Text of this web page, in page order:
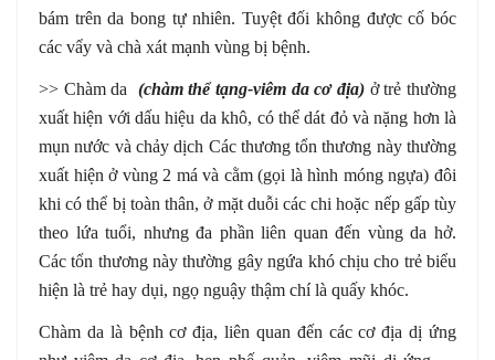
bám trên da bong tự nhiên. Tuyệt đối không được cố bóc
các vẩy và chà xát mạnh vùng bị bệnh.
>> Chàm da (chàm thể tạng-viêm da cơ địa) ở trẻ thường
xuất hiện với dấu hiệu da khô, có thể dát đỏ và nặng hơn là
mụn nước và chảy dịch Các thương tổn thương này thường
xuất hiện ở vùng 2 má và cằm (gọi là hình móng ngựa) đôi
khi có thể bị toàn thân, ở mặt duỗi các chi hoặc nếp gấp tùy
theo lứa tuổi, nhưng đa phần liên quan đến vùng da hở.
Các tổn thương này thường gây ngứa khó chịu cho trẻ biểu
hiện là trẻ hay dụi, ngọ nguậy thậm chí là quấy khóc.
Chàm da là bệnh cơ địa, liên quan đến các cơ địa dị ứng